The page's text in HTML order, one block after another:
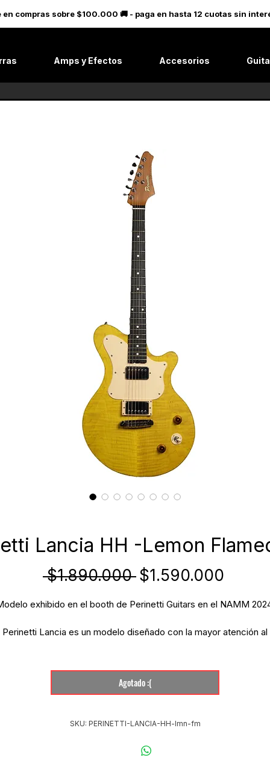
compras sobre $100.000 🚚 - paga en hasta 12 cuotas sin
Amps y Efectos Accesorios
Lancia HH -Lemon
$1.890.000 Precio
$1.590.000
oferta
exhibido en el booth de Perinetti Guitars en el NAMM
Perinetti Lancia es un modelo diseñado con la mayor atención al
Agotado :(
SKU: PERINETTI-LANCIA-HH-lmn-fm